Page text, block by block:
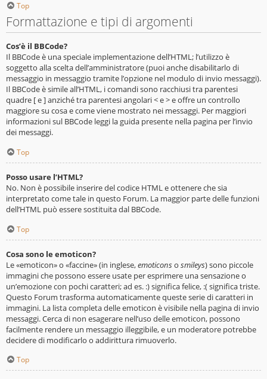
Top
Formattazione e tipi di argomenti
Cos’è il BBCode?
Il BBCode è una speciale implementazione dell’HTML; l’utilizzo è
soggetto alla scelta dell’amministratore (puoi anche disabilitarlo di
messaggio in messaggio tramite l’opzione nel modulo di invio messaggi).
Il BBCode è simile all’HTML, i comandi sono racchiusi tra parentesi
quadre [ e ] anziché tra parentesi angolari < e > e offre un controllo
maggiore su cosa e come viene mostrato nei messaggi. Per maggiori
informazioni sul BBCode leggi la guida presente nella pagina per l’invio
dei messaggi.
Top
Posso usare l’HTML?
No. Non è possibile inserire del codice HTML e ottenere che sia
interpretato come tale in questo Forum. La maggior parte delle funzioni
dell’HTML può essere sostituita dal BBCode.
Top
Cosa sono le emoticon?
Le «emoticon» o «faccine» (in inglese,emoticonso smileys) sono piccole
immagini che possono essere usate per esprimere una sensazione o
un’emozione con pochi caratteri; ad es. :) significa felice, :( significa triste.
Questo Forum trasforma automaticamente queste serie di caratteri in
immagini. La lista completa delle emoticon è visibile nella pagina di invio
messaggi. Cerca di non esagerare nell’uso delle emoticon, possono
facilmente rendere un messaggio illeggibile, e un moderatore potrebbe
decidere di modificarlo o addirittura rimuoverlo.
Top